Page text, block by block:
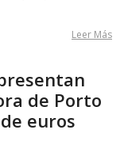
Leer Más
de Porto
euros